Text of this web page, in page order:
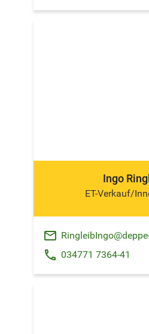
Ingo
ET-Verkauf/
email
phone 034771 7364-41